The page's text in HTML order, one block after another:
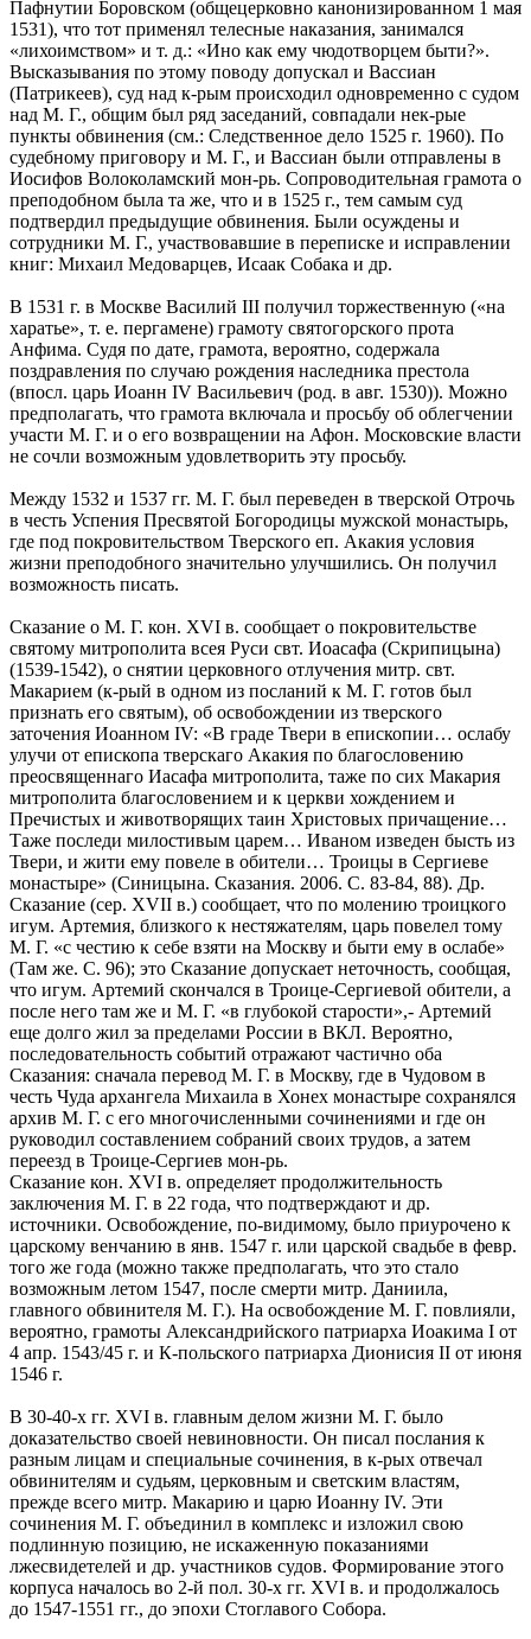
Пафнутии Боровском (общецерковно канонизированном 1 мая
1531), что тот применял телесные наказания, занимался
«лихоимством» и т. д.: «Ино как ему чюдотворцем быти?».
Высказывания по этому поводу допускал и Вассиан
(Патрикеев), суд над к-рым происходил одновременно с судом
над М. Г., общим был ряд заседаний, совпадали нек-рые
пункты обвинения (см.: Следственное дело 1525 г. 1960). По
судебному приговору и М. Г., и Вассиан были отправлены в
Иосифов Волоколамский мон-рь. Сопроводительная грамота о
преподобном была та же, что и в 1525 г., тем самым суд
подтвердил предыдущие обвинения. Были осуждены и
сотрудники М. Г., участвовавшие в переписке и исправлении
книг: Михаил Медоварцев, Исаак Собака и др.
В 1531 г. в Москве Василий III получил торжественную («на
харатье», т. е. пергамене) грамоту святогорского прота
Анфима. Судя по дате, грамота, вероятно, содержала
поздравления по случаю рождения наследника престола
(впосл. царь Иоанн IV Васильевич (род. в авг. 1530)). Можно
предполагать, что грамота включала и просьбу об облегчении
участи М. Г. и о его возвращении на Афон. Московские власти
не сочли возможным удовлетворить эту просьбу.
Между 1532 и 1537 гг. М. Г. был переведен в тверской Отрочь
в честь Успения Пресвятой Богородицы мужской монастырь,
где под покровительством Тверского еп. Акакия условия
жизни преподобного значительно улучшились. Он получил
возможность писать.
Сказание о М. Г. кон. ХVI в. сообщает о покровительстве
святому митрополита всея Руси свт. Иоасафа (Скрипицына)
(1539-1542), о снятии церковного отлучения митр. свт.
Макарием (к-рый в одном из посланий к М. Г. готов был
признать его святым), об освобождении из тверского
заточения Иоанном IV: «В граде Твери в епископии… ослабу
улучи от епископа тверскаго Акакия по благословению
преосвященнаго Иасафа митрополита, таже по сих Макария
митрополита благословением и к церкви хождением и
Пречистых и животворящих таин Христовых причащение…
Таже последи милостивым царем… Иваном изведен бысть из
Твери, и жити ему повеле в обители… Троицы в Сергиеве
монастыре» (Синицына. Сказания. 2006. С. 83-84, 88). Др.
Сказание (сер. ХVII в.) сообщает, что по молению троицкого
игум. Артемия, близкого к нестяжателям, царь повелел тому
М. Г. «с честию к себе взяти на Москву и быти ему в ослабе»
(Там же. С. 96); это Сказание допускает неточность, сообщая,
что игум. Артемий скончался в Троице-Сергиевой обители, а
после него там же и М. Г. «в глубокой старости»,- Артемий
еще долго жил за пределами России в ВКЛ. Вероятно,
последовательность событий отражают частично оба
Сказания: сначала перевод М. Г. в Москву, где в Чудовом в
честь Чуда архангела Михаила в Хонех монастыре сохранялся
архив М. Г. с его многочисленными сочинениями и где он
руководил составлением собраний своих трудов, а затем
переезд в Троице-Сергиев мон-рь.
Сказание кон. ХVI в. определяет продолжительность
заключения М. Г. в 22 года, что подтверждают и др.
источники. Освобождение, по-видимому, было приурочено к
царскому венчанию в янв. 1547 г. или царской свадьбе в февр.
того же года (можно также предполагать, что это стало
возможным летом 1547, после смерти митр. Даниила,
главного обвинителя М. Г.). На освобождение М. Г. повлияли,
вероятно, грамоты Александрийского патриарха Иоакима I от
4 апр. 1543/45 г. и К-польского патриарха Дионисия II от июня
1546 г.
В 30-40-х гг. XVI в. главным делом жизни М. Г. было
доказательство своей невиновности. Он писал послания к
разным лицам и специальные сочинения, в к-рых отвечал
обвинителям и судьям, церковным и светским властям,
прежде всего митр. Макарию и царю Иоанну IV. Эти
сочинения М. Г. объединил в комплекс и изложил свою
подлинную позицию, не искаженную показаниями
лжесвидетелей и др. участников судов. Формирование этого
корпуса началось во 2-й пол. 30-х гг. XVI в. и продолжалось
до 1547-1551 гг., до эпохи Стоглавого Собора.